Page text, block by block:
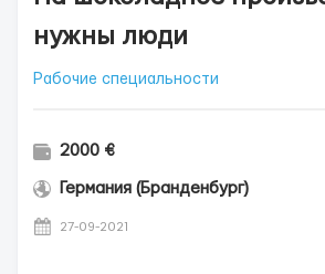
нужны люди
Рабочие специальности
2000 €
Германия (Бранденбург)
27-09-2021